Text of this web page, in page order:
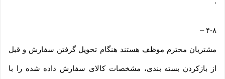
۴-۸–
مشتریان محترم موظف هستند هنگام تحویل گرفتن سفارش و قبل
از بازکردن بسته بندی، مشخصات کالای سفارش داده شده را با